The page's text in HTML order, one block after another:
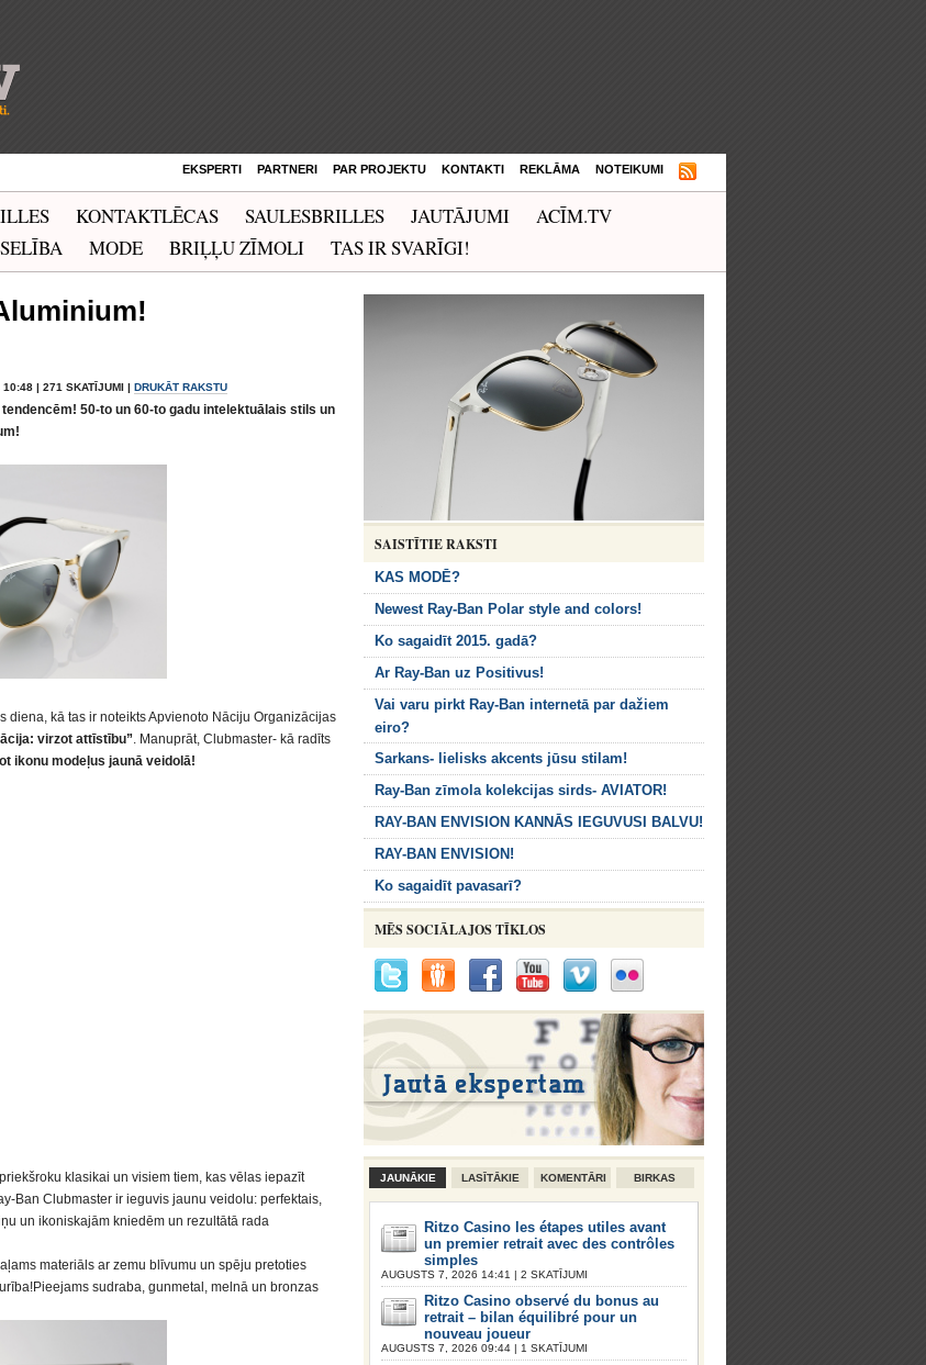
EKSPERTI PARTNERI PAR PROJEKTU KONTAKTI REKLĀMA NOTEIKUMI
KONTAKTLĒCAS SAULESBRILLES JAUTĀJUMI
ACĪM.TV
MODE BRIĻĻU ZĪMOLI TAS IR SVARĪGI!
10:48 | 271 SKATĪJUMI | DRUKĀT RAKSTU
50-to un 60-to gadu intelektuālais stils un
diena, kā tas ir noteikts Apvienoto Nāciju Organizācijas
virzot attīstību”. Manuprāt, Clubmaster- kā radīts
ikonu modeļus jaunā veidolā!
klasikai un visiem tiem, kas vēlas iepazīt
Ban Clubmaster ir ieguvis jaunu veidolu: perfektais,
un ikoniskajām kniedēm un rezultātā rada
materiāls ar zemu blīvumu un spēju pretoties
sudraba, gunmetal, melnā un bronzas
SAISTĪTIE RAKSTI
KAS MODĒ?
Newest Ray-Ban Polar style and colors!
Ko sagaidīt 2015. gadā?
Ar Ray-Ban uz Positivus!
Vai varu pirkt Ray-Ban internetā par dažiem
eiro?
Sarkans- lielisks akcents jūsu stilam!
Ray-Ban zīmola kolekcijas sirds- AVIATOR!
RAY-BAN ENVISION KANNĀS IEGUVUSI BALVU!
RAY-BAN ENVISION!
Ko sagaidīt pavasarī?
MĒS SOCIĀLAJOS TĪKLOS
JAUNĀKIE LASĪTĀKIE KOMENTĀRI BIRKAS
Ritzo Casino les étapes utiles avant
un premier retrait avec des contrôles
simples
AUGUSTS 7, 2026 14:41 | 2 SKATĪJUMI
Ritzo Casino observé du bonus au
retrait – bilan équilibré pour un
nouveau joueur
AUGUSTS 7, 2026 09:44 | 1 SKATĪJUMI